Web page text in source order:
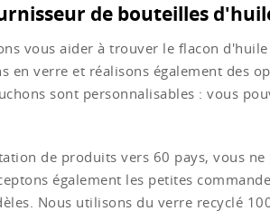
de bouteilles
vous aider à trouver le flacon
en verre et réalisons également des
sont personnalisables : vous
de produits vers 60 pays, vous
également les petites
Nous utilisons du verre recyclé